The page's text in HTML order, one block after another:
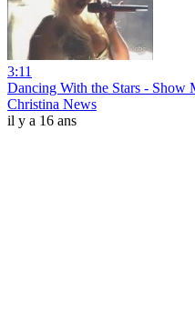
3:11
Dancing With the Stars - Show
Christina News
il y a 16 ans